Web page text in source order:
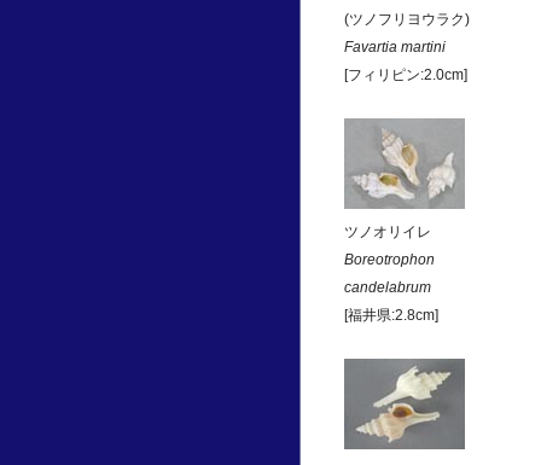
(ツノフリヨウラク)
Favartia martini
[フィリピン:2.0cm]
ツノオリイレ
Boreotrophon
candelabrum
[福井県:2.8cm]